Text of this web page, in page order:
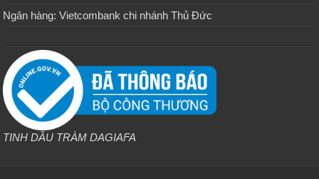
Ngân hàng: Vietcombank chi nhánh Thủ Đức
TINH DẦU TRÀM DAGIAFA